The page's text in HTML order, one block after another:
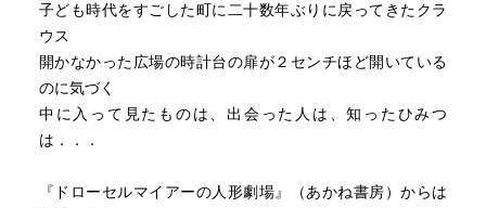
子ども時代をすごした町に二十数年ぶりに戻ってきたクラ
ウス
開かなかった広場の時計台の扉が２センチほど開いている
のに気づく
中に入って見たものは、出会った人は、知ったひみつ
は．．．
『ドローセルマイアーの人形劇場』（あかね書房）からは